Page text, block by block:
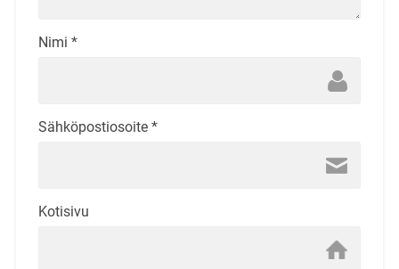
Nimi *
Sähköpostiosoite *
Kotisivu